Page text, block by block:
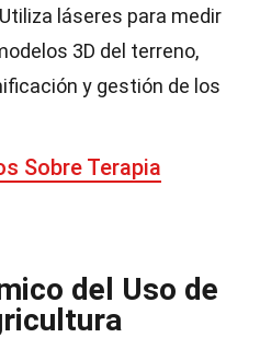
láseres para medir
3D del terreno,
y gestión de los
Sobre Terapia
del Uso de